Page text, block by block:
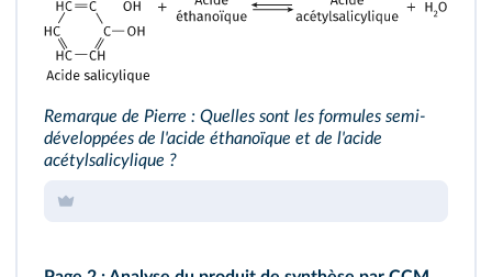
Remarque de Pierre : Quelles sont les formules semi-
développées de l'acide éthanoïque et de l'acide
acétylsalicylique ?